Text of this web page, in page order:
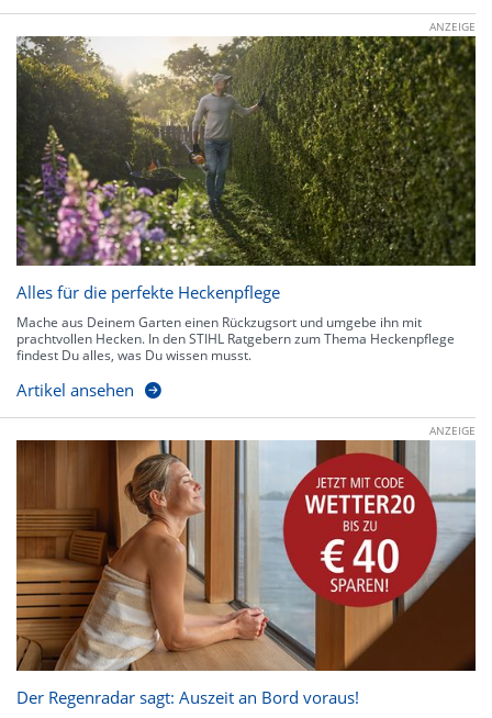
ANZEIGE
Alles für die perfekte Heckenpflege
Mache aus Deinem Garten einen Rückzugsort und umgebe ihn mit
prachtvollen Hecken. In den STIHL Ratgebern zum Thema Heckenpflege
findest Du alles, was Du wissen musst.
Artikel ansehen
ANZEIGE
Der Regenradar sagt: Auszeit an Bord voraus!